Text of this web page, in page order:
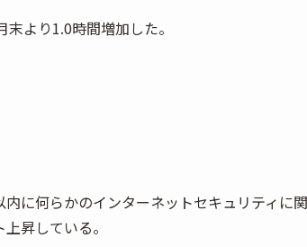
より1.0時間増加した。
に何らかのインターネットセキュリティに関
昇している。